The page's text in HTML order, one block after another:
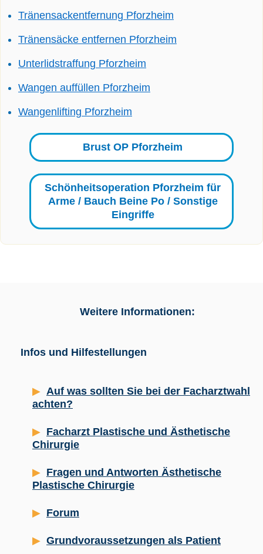
Tränensackentfernung Pforzheim
Tränensäcke entfernen Pforzheim
Unterlidstraffung Pforzheim
Wangen auffüllen Pforzheim
Wangenlifting Pforzheim
Brust OP Pforzheim
Schönheitsoperation Pforzheim für
Arme / Bauch Beine Po / Sonstige
Eingriffe
Weitere Informationen:
Infos und Hilfestellungen
Auf was sollten Sie bei der Facharztwahl
achten?
Facharzt Plastische und Ästhetische
Chirurgie
Fragen und Antworten Ästhetische
Plastische Chirurgie
Forum
Grundvoraussetzungen als Patient